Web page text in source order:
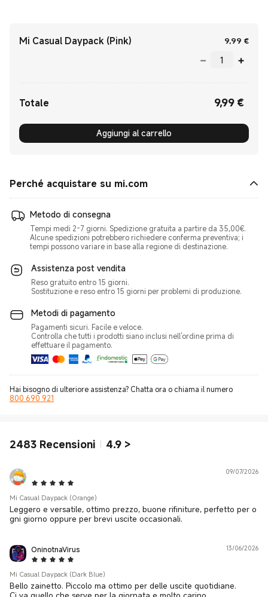
Mi Casual Daypack (Pink) 9,99 €
Totale 9,99 €
Aggiungi al carrello
Perché acquistare su mi.com
Metodo di consegna
Tempi medi 2‑7 giorni. Spedizione gratuita a partire da 35,00€.
Alcune spedizioni potrebbero richiedere conferma preventiva; i
tempi possono variare in base alla regione di destinazione.
Assistenza post vendita
Reso gratuito entro 15 giorni.
Sostituzione e reso entro 15 giorni per problemi di produzione.
Metodi di pagamento
Pagamenti sicuri. Facile e veloce.
Controlla che tutti i prodotti siano inclusi nell’ordine prima di
effettuare il pagamento.
Hai bisogno di ulteriore assistenza? Chatta ora o chiama il numero
800 690 921
2483 Recensioni 4.9 >
5 Star
09/07/2026
Mi Casual Daypack (Orange)
Leggero e versatile, ottimo prezzo, buone rifiniture, perfetto per o
gni giorno oppure per brevi uscite occasionali.
OninotnaVirus
5 Star
13/06/2026
Mi Casual Daypack (Dark Blue)
Bello zainetto. Piccolo ma ottimo per delle uscite quotidiane.